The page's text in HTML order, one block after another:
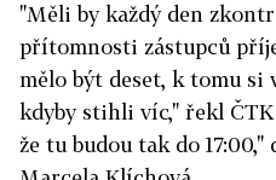
"Měli by každý den
přítomnosti zástupců
mělo být deset, k tomu si
kdyby stihli víc," řekl
že tu budou tak do